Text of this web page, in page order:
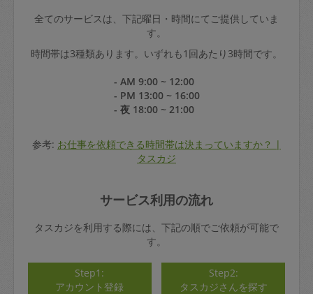
全てのサービスは、下記曜日・時間にてご提供していま
す。
時間帯は3種類あります。いずれも1回あたり3時間です。
- AM 9:00 ~ 12:00
- PM 13:00 ~ 16:00
- 夜 18:00 ~ 21:00
参考: お仕事を依頼できる時間帯は決まっていますか？ |
タスカジ
サービス利用の流れ
タスカジを利用する際には、下記の順でご依頼が可能で
す。
Step1:
アカウント登録
Step2:
タスカジさんを探す